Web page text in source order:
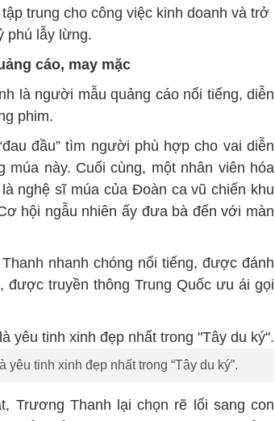
trung cho công việc kinh doanh và trở
phú lẫy lừng.
cáo, may mặc
là người mẫu quảng cáo nổi tiếng, diễn
phim.
đầu” tìm người phù hợp cho vai diễn
này. Cuối cùng, một nhân viên hóa
nghệ sĩ múa của Đoàn ca vũ chiến khu
hội ngẫu nhiên ấy đưa bà đến với màn
nhanh chóng nổi tiếng, được đánh
truyền thông Trung Quốc ưu ái gọi
tinh xinh đẹp nhất trong “Tây du ký”.
Trương Thanh lại chọn rẽ lối sang con